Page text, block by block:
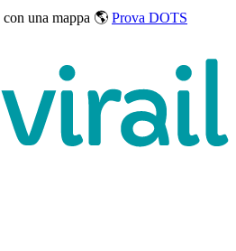
una mappa 🌎 Prova DOTS